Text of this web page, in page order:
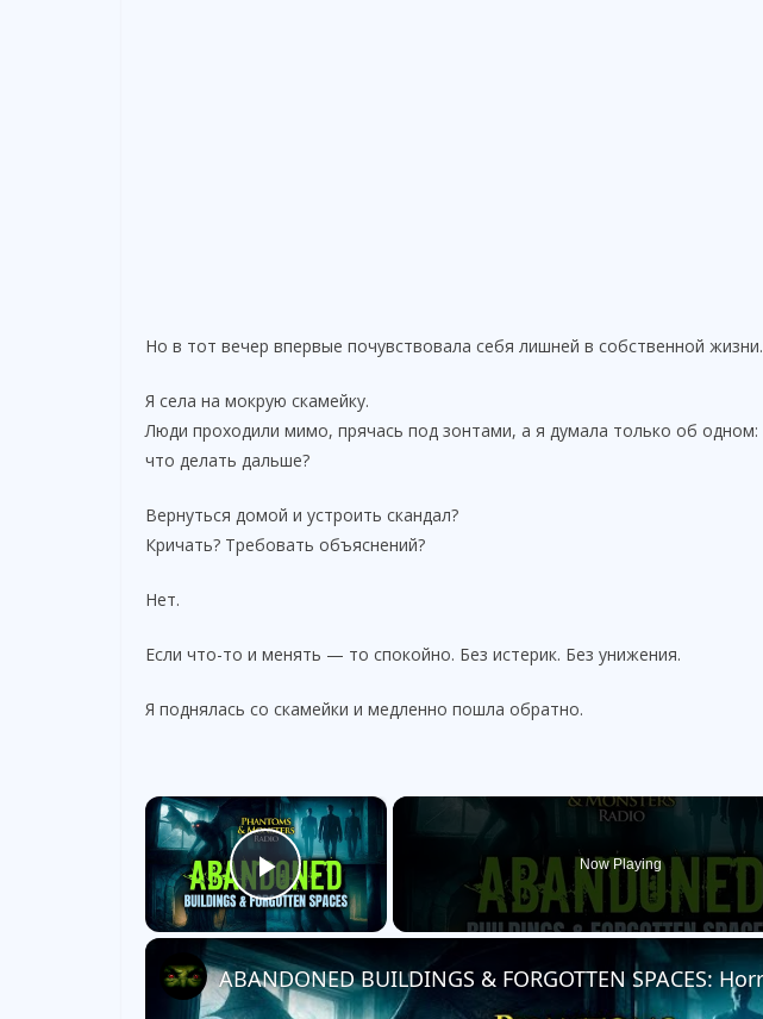
Но в тот вечер впервые почувствовала себя лишней в собственной жизни.
Я села на мокрую скамейку.
Люди проходили мимо, прячась под зонтами, а я думала только об одном:
что делать дальше?
Вернуться домой и устроить скандал?
Кричать? Требовать объяснений?
Нет.
Если что-то и менять — то спокойно. Без истерик. Без унижения.
Я поднялась со скамейки и медленно пошла обратно.
×
Play Video
Now Playing